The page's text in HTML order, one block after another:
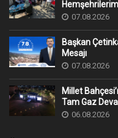
07.08.2026
Başkan
Mesajı
07.08.2026
Millet
Tam Gaz
06.08.2026